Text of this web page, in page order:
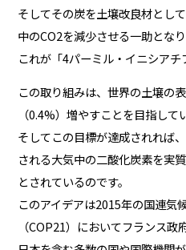
そしてその炭を土壌改良材とし
中のCO2を減少させる一助となり
これが「4パーミル・イニシアチ
この取り組みは、世界の土壌の
（0.4%）増やすことを目指して
そしてこの目標が達成されれば
される大気中の二酸化炭素を実
とされているのです。
このアイデアは2015年の国連気
（COP21）においてフランス